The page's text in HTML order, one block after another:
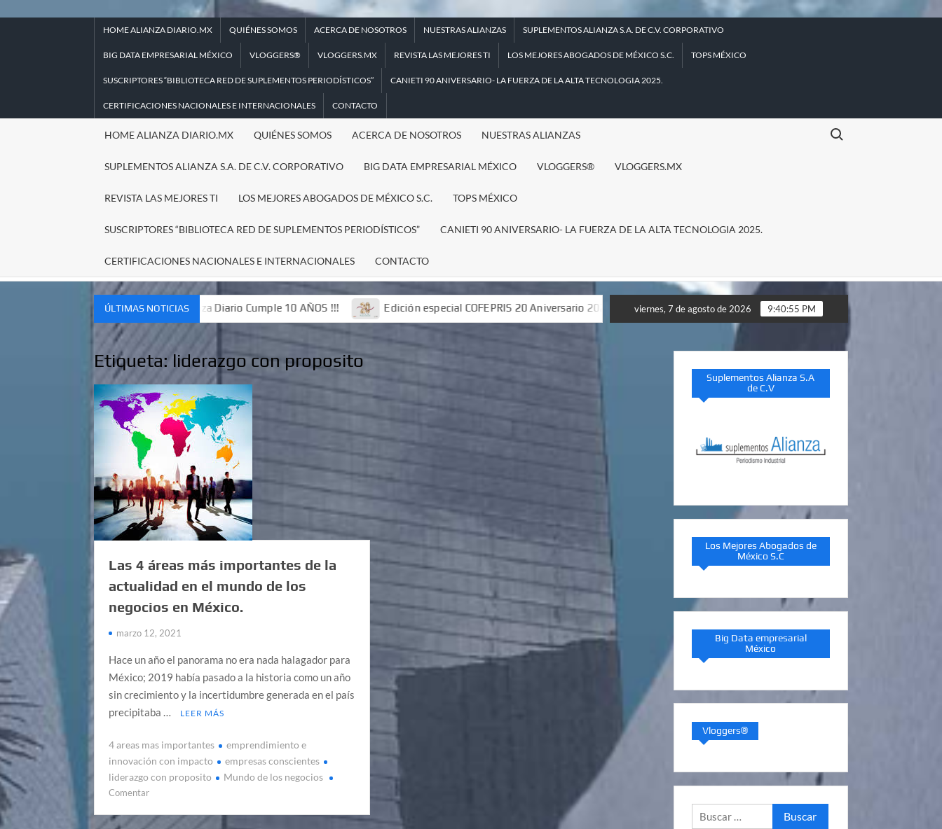
HOME ALIANZA DIARIO.MX QUIÉNES SOMOS ACERCA DE NOSOTROS NUESTRAS ALIANZAS SUPLEMENTOS ALIANZA S.A. DE C.V. CORPORATIVO
BIG DATA EMPRESARIAL MÉXICO VLOGGERS® VLOGGERS.MX REVISTA LAS MEJORES TI LOS MEJORES ABOGADOS DE MÉXICO S.C. TOPS MÉXICO
SUSCRIPTORES “BIBLIOTECA RED DE SUPLEMENTOS PERIODÍSTICOS” CANIETI 90 ANIVERSARIO- LA FUERZA DE LA ALTA TECNOLOGIA 2025.
CERTIFICACIONES NACIONALES E INTERNACIONALES CONTACTO
HOME ALIANZA DIARIO.MX QUIÉNES SOMOS ACERCA DE NOSOTROS NUESTRAS ALIANZAS
SUPLEMENTOS ALIANZA S.A. DE C.V. CORPORATIVO BIG DATA EMPRESARIAL MÉXICO VLOGGERS® VLOGGERS.MX
REVISTA LAS MEJORES TI LOS MEJORES ABOGADOS DE MÉXICO S.C. TOPS MÉXICO
SUSCRIPTORES “BIBLIOTECA RED DE SUPLEMENTOS PERIODÍSTICOS” CANIETI 90 ANIVERSARIO- LA FUERZA DE LA ALTA TECNOLOGIA 2025.
CERTIFICACIONES NACIONALES E INTERNACIONALES CONTACTO
Buscar:
ÚLTIMAS NOTICIAS
Alianza Diario Cumple 10 AÑOS !!! Edición especial COFEPRIS 20 Aniversario 2022 Alianza Diario.Mx, y PROFECO. Responsabilidad Social Empresarial.
viernes, 7 de agosto de 2026 9:40:55 PM
Etiqueta: liderazgo con proposito
Las 4 áreas más importantes de la
actualidad en el mundo de los
negocios en México.
marzo 12, 2021
Hace un año el panorama no era nada halagador para
México; 2019 había pasado a la historia como un año
sin crecimiento y la incertidumbre generada en el país
precipitaba …
LEER MÁS
4 areas mas importantes
emprendimiento e
innovación con impacto
empresas conscientes
liderazgo con proposito
Mundo de los negocios
Comentaren
4
Suplementos Alianza S.A
de C.V
Los Mejores Abogados de
México S.C
Big Data empresarial
México
Vloggers®
Buscar: